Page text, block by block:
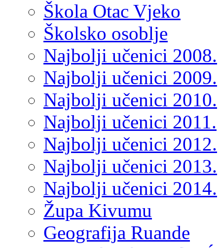
Škola Otac Vjeko
Školsko osoblje
Najbolji učenici 2008.
Najbolji učenici 2009.
Najbolji učenici 2010.
Najbolji učenici 2011.
Najbolji učenici 2012.
Najbolji učenici 2013.
Najbolji učenici 2014.
Župa Kivumu
Geografija Ruande